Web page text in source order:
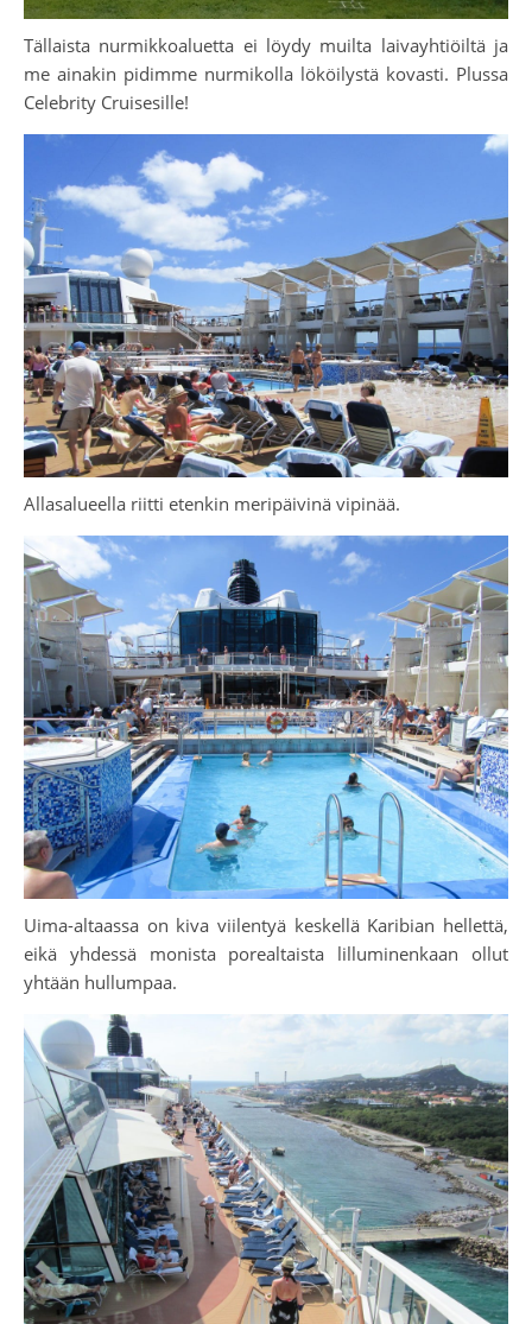
Tällaista nurmikkoaluetta ei löydy muilta laivayhtiöiltä ja
me ainakin pidimme nurmikolla lököilystä kovasti. Plussa
Celebrity Cruisesille!
Allasalueella riitti etenkin meripäivinä vipinää.
Uima-altaassa on kiva viilentyä keskellä Karibian hellettä,
eikä yhdessä monista porealtaista lilluminenkaan ollut
yhtään hullumpaa.